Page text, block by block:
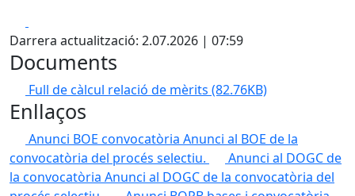
Darrera actualització: 2.07.2026 | 07:59
Documents
Full de càlcul relació de mèrits (82.76KB)
Enllaços
Anunci BOE convocatòria Anunci al BOE de la
convocatòria del procés selectiu.
Anunci al DOGC de
la convocatòria Anunci al DOGC de la convocatòria del